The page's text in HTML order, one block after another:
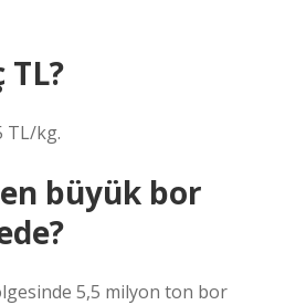
TL/kg.
büyük bor
5,5 milyon ton bor